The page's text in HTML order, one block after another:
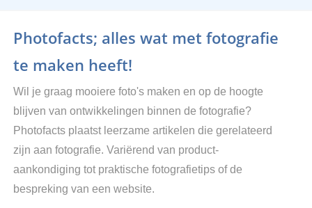
Photofacts; alles wat met fotografie
te maken heeft!
Wil je graag mooiere foto's maken en op de hoogte
blijven van ontwikkelingen binnen de fotografie?
Photofacts plaatst leerzame artikelen die gerelateerd
zijn aan fotografie. Variërend van product-
aankondiging tot praktische fotografietips of de
bespreking van een website.